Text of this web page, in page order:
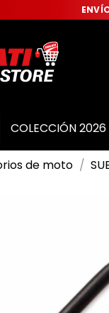
COLECCIÓN 2026
de moto